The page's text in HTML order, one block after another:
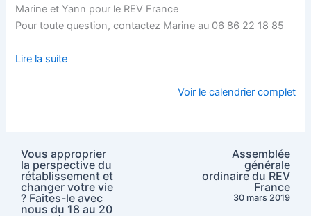
Marine et Yann pour le REV France
Pour toute question, contactez Marine au 06 86 22 18 85
Lire la suite
Voir le calendrier complet
Vous approprier
la perspective du
rétablissement et
changer votre vie
? Faites-le avec
nous du 18 au 20
Assemblée
générale
ordinaire du REV
France
30 mars 2019